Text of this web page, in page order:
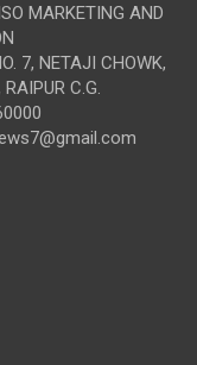
MARKETING AND
7, NETAJI CHOWK,
C.G.